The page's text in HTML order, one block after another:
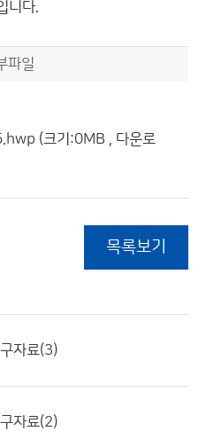
니다.
파일
(크기:0MB , 다운로
목록보기
자료(3)
자료(2)